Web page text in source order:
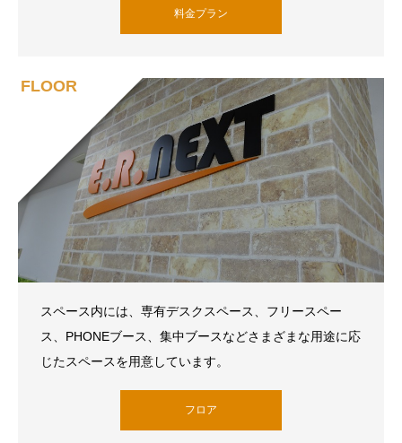
料金プラン
FLOOR
スペース内には、専有デスクスペース、フリースペー
ス、PHONEブース、集中ブースなどさまざまな用途に応
じたスペースを用意しています。
フロア